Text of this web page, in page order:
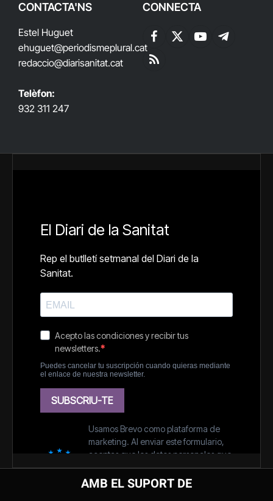
CONTACTA'NS
Estel Huguet
ehuguet@periodismeplural.cat
redaccio@diarisanitat.cat
Telèfon:
932 311 247
CONNECTA
Facebook
X
YouTubeTelegram
RSS
AMB EL SUPORT DE